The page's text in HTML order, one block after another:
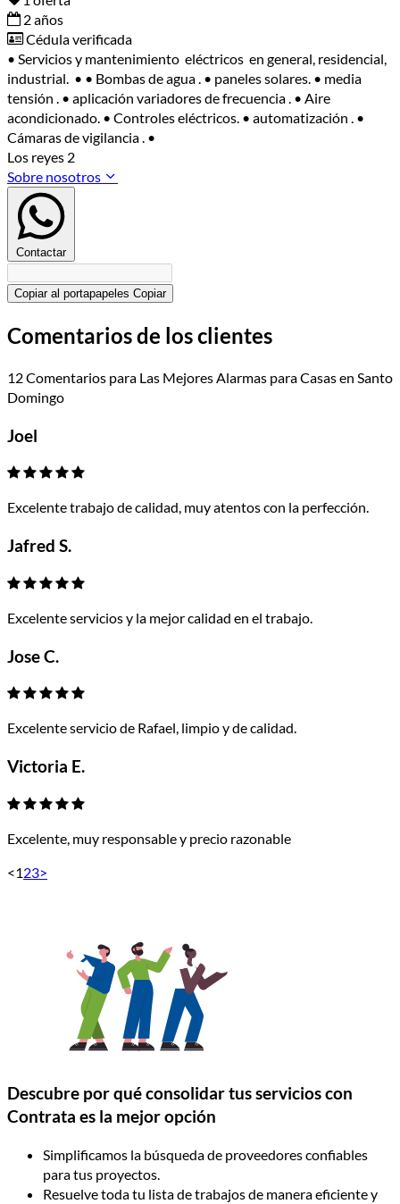
2 años
Cédula verificada
• Servicios y mantenimiento eléctricos en general, residencial,
industrial. • • Bombas de agua . • paneles solares. • media
tensión . • aplicación variadores de frecuencia . • Aire
acondicionado. • Controles eléctricos. • automatización . •
Cámaras de vigilancia . •
Los reyes 2
Sobre nosotros
Contactar
Copiar al portapapeles Copiar
Comentarios de los clientes
12 Comentarios para Las Mejores Alarmas para Casas en Santo
Domingo
Joel
Excelente trabajo de calidad, muy atentos con la perfección.
Jafred S.
Excelente servicios y la mejor calidad en el trabajo.
Jose C.
Excelente servicio de Rafael, limpio y de calidad.
Victoria E.
Excelente, muy responsable y precio razonable
<123>
Descubre por qué consolidar tus servicios con
Contrata es la mejor opción
Simplificamos la búsqueda de proveedores confiables
para tus proyectos.
Resuelve toda tu lista de trabajos de manera eficiente y